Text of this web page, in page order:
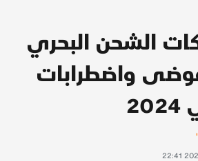
الشحن البحري
واضطرابات